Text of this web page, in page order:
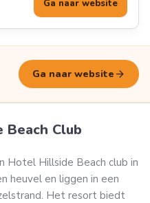
Ga naar website
Ga naar website arrow_forward
Club
Hotel Hillside Beach club in
heuvel en liggen in een
Het resort biedt